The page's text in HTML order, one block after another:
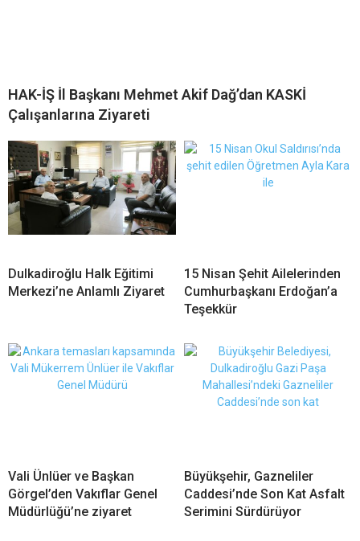
HAK-İŞ İl Başkanı Mehmet Akif Dağ’dan KASKİ
Çalışanlarına Ziyareti
Dulkadiroğlu Halk Eğitimi
Merkezi’ne Anlamlı Ziyaret
15 Nisan Şehit Ailelerinden
Cumhurbaşkanı Erdoğan’a
Teşekkür
Vali Ünlüer ve Başkan
Görgel’den Vakıflar Genel
Müdürlüğü’ne ziyaret
Büyükşehir, Gazneliler
Caddesi’nde Son Kat Asfalt
Serimini Sürdürüyor